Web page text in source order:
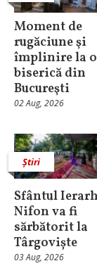
Moment de
rugăciune şi
împlinire la o
biserică din
Bucureşti
02 Aug, 2026
Știri
Sfântul Ierarh
Nifon va fi
sărbătorit la
Târgoviște
03 Aug, 2026